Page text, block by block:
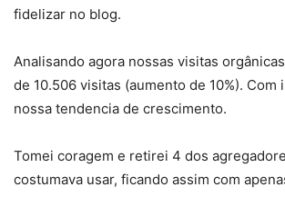
fidelizar no blog.
Analisando agora nossas visitas
de 10.506 visitas (aumento de 10%). Com
nossa tendencia de crescimento.
Tomei coragem e retirei 4 dos
costumava usar, ficando assim com